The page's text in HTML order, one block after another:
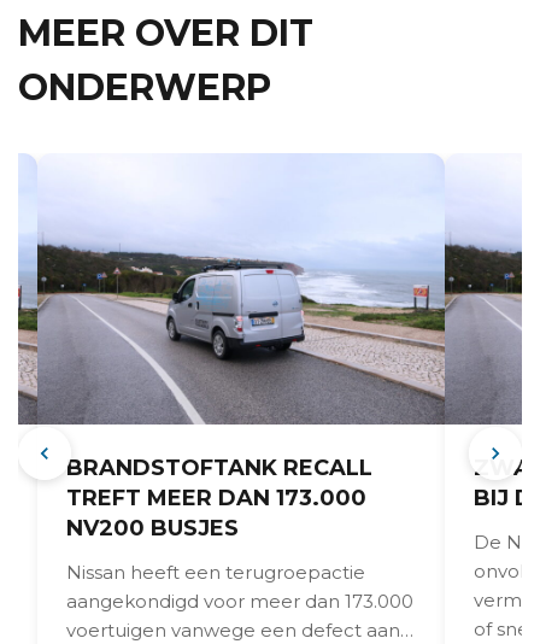
MEER OVER DIT
ONDERWERP
BRANDSTOFTANK RECALL
TREFT MEER DAN 173.000
NV200 BUSJES
Nissan heeft een terugroepactie
aangekondigd voor meer dan 173.000
voertuigen vanwege een defect aan
BIJ
De
of